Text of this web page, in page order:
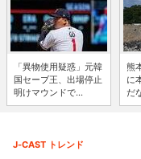
「異物使用疑惑」元韓
国セーブ王、出場停止
明けマウンドで...
熊
に
だ
J-CAST トレンド